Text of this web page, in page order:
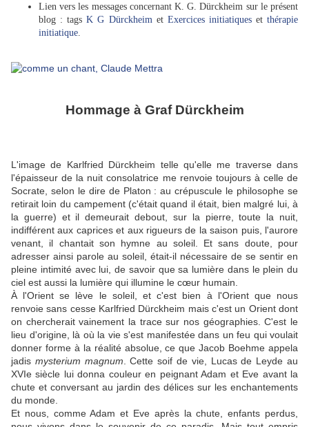
Lien vers les messages concernant K. G. Dürckheim sur le présent
blog : tagsK G Dürckheimet Exercices initiatiquesetthérapie
initiatique.
Hommage à Graf Dürckheim
L'image de Karlfried Dürckheim telle qu'elle me traverse dans
l'épaisseur de la nuit consolatrice me renvoie toujours à celle de
Socrate, selon le dire de Platon : au crépuscule le philosophe se
retirait loin du campement (c'était quand il était, bien malgré lui, à
la guerre) et il demeurait debout, sur la pierre, toute la nuit,
indifférent aux caprices et aux rigueurs de la saison puis, l'aurore
venant, il chantait son hymne au soleil. Et sans doute, pour
adresser ainsi parole au soleil, était-il nécessaire de se sentir en
pleine intimité avec lui, de savoir que sa lumière dans le plein du
ciel est aussi la lumière qui illumine le cœur humain.
À l'Orient se lève le soleil, et c'est bien à l'Orient que nous
renvoie sans cesse Karlfried Dürckheim mais c'est un Orient dont
on chercherait vainement la trace sur nos géographies. C'est le
lieu d'origine, là où la vie s'est manifestée dans un feu qui voulait
donner forme à la réalité absolue, ce que Jacob Boehme appela
jadis mysterium magnum . Cette soif de vie, Lucas de Leyde au
XVIe siècle lui donna couleur en peignant Adam et Eve avant la
chute et conversant au jardin des délices sur les enchantements
du monde.
Et nous, comme Adam et Eve après la chute, enfants perdus,